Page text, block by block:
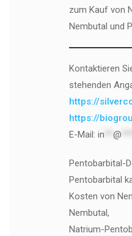
zum Kauf von
Nembutal und
Kontaktieren
stehenden
https://
https://
E-Mail: in @
Pentobarbital-
Pentobarbital
Kosten von
Nembutal,
Natrium-